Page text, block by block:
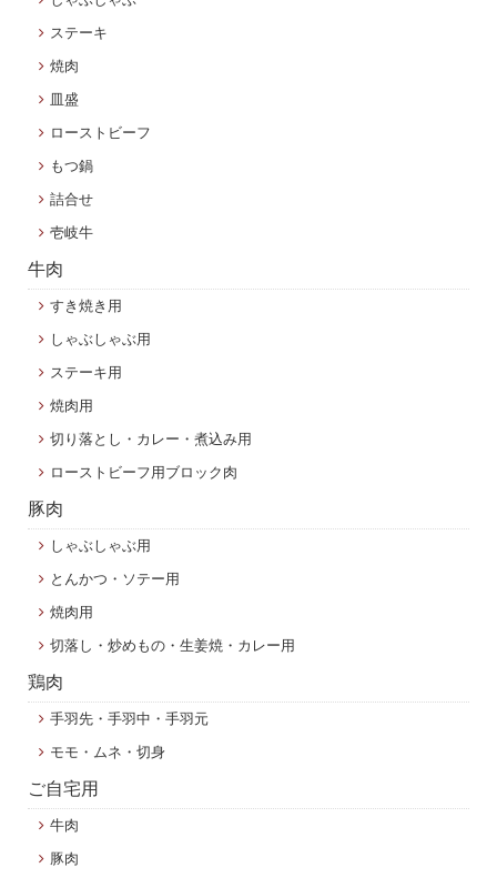
ステーキ
焼肉
皿盛
ローストビーフ
もつ鍋
詰合せ
壱岐牛
牛肉
すき焼き用
しゃぶしゃぶ用
ステーキ用
焼肉用
切り落とし・カレー・煮込み用
ローストビーフ用ブロック肉
豚肉
しゃぶしゃぶ用
とんかつ・ソテー用
焼肉用
切落し・炒めもの・生姜焼・カレー用
鶏肉
手羽先・手羽中・手羽元
モモ・ムネ・切身
ご自宅用
牛肉
豚肉